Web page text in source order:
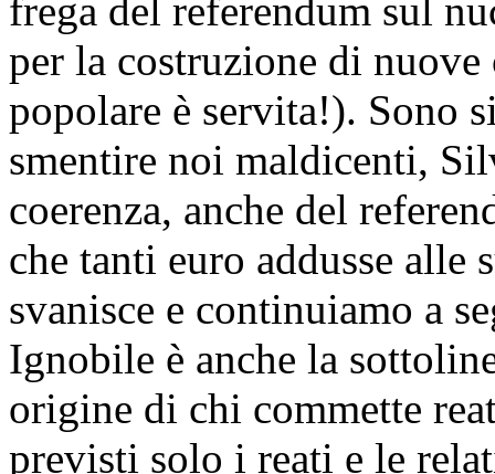
frega del referendum sul
per la costruzione di
popolare è servita!). Sono
smentire noi maldicenti,
coerenza, anche del
che tanti euro addusse alle
svanisce e continuiamo a
Ignobile è anche la
origine di chi commette
previsti solo i reati e le